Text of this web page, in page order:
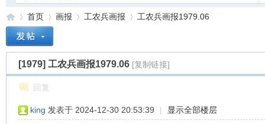
»
首页
›
画报
›
工农兵画报
›
工农兵画报1979.06
[1979] 工农兵画报1979.06 [复制链接]
回复
king 发表于 2024-12-30 20:53:39 | 显示全部楼层